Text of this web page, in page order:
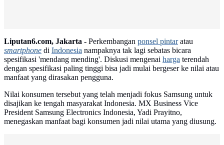
Liputan6.com, Jakarta - Perkembangan ponsel pintaratau
smartphone di Indonesia nampaknya tak lagi sebatas bicara
spesifikasi 'mendang mending'. Diskusi mengenai harga terendah
dengan spesifikasi paling tinggi bisa jadi mulai bergeser ke nilai atau
manfaat yang dirasakan pengguna.
Nilai konsumen tersebut yang telah menjadi fokus Samsung untuk
disajikan ke tengah masyarakat Indonesia. MX Business Vice
President Samsung Electronics Indonesia, Yadi Prayitno,
menegaskan manfaat bagi konsumen jadi nilai utama yang diusung.